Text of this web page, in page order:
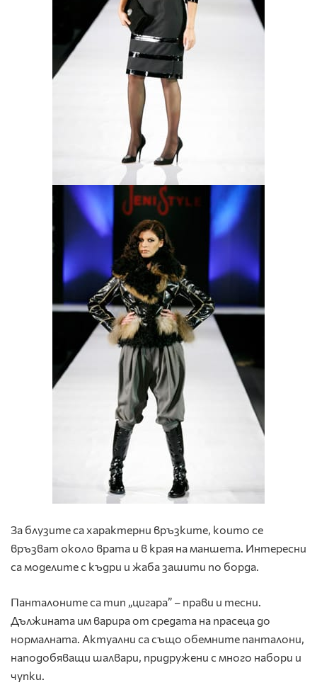
За блузите са характерни връзките, които се
връзват около врата и в края на маншета. Интересни
са моделите с къдри и жаба зашити по борда.
Панталоните са тип „цигара” – прави и тесни.
Дължината им варира от средата на прасеца до
нормалната. Актуални са също обемните панталони,
наподобяващи шалвари, придружени с много набори и
чупки.